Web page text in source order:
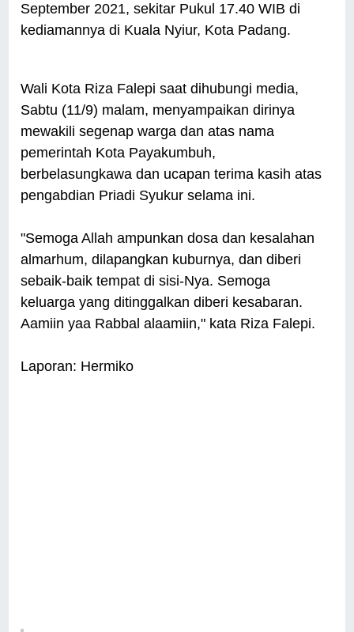
September 2021, sekitar Pukul 17.40 WIB di
kediamannya di Kuala Nyiur, Kota Padang.
Wali Kota Riza Falepi saat dihubungi media,
Sabtu (11/9) malam, menyampaikan dirinya
mewakili segenap warga dan atas nama
pemerintah Kota Payakumbuh,
berbelasungkawa dan ucapan terima kasih atas
pengabdian Priadi Syukur selama ini.
"Semoga Allah ampunkan dosa dan kesalahan
almarhum, dilapangkan kuburnya, dan diberi
sebaik-baik tempat di sisi-Nya. Semoga
keluarga yang ditinggalkan diberi kesabaran.
Aamiin yaa Rabbal alaamiin," kata Riza Falepi.
Laporan: Hermiko